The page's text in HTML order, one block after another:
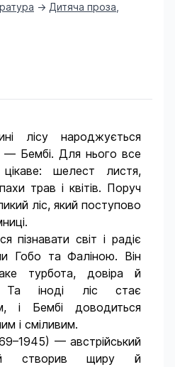
-> Дитяча проза
лісу народжується
— Бембі. Для нього все
шелест листя,
трав і квітів. Поруч
ліс, який поступово
пізнавати світ і радіє
Гобо та Фаліною. Він
турбота, довіра й
Та іноді ліс стає
і Бембі доводиться
і сміливим.
— австрійський
створив щиру й